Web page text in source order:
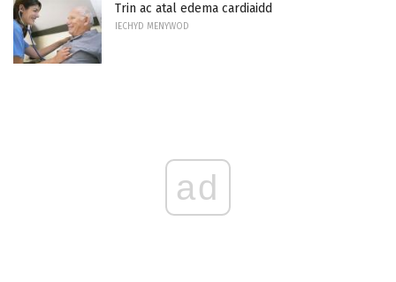
Trin ac atal edema cardiaidd
IECHYD MENYWOD
ad